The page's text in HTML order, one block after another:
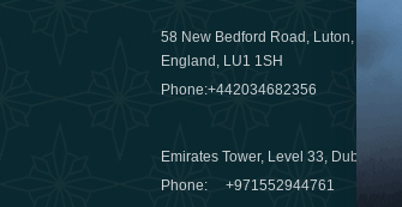
58 New Bedford Road, Luton,
England, LU1 1SH
Phone:+442034682356
Emirates Tower, Level 33, Dubai, UAE
Phone:+971552944761